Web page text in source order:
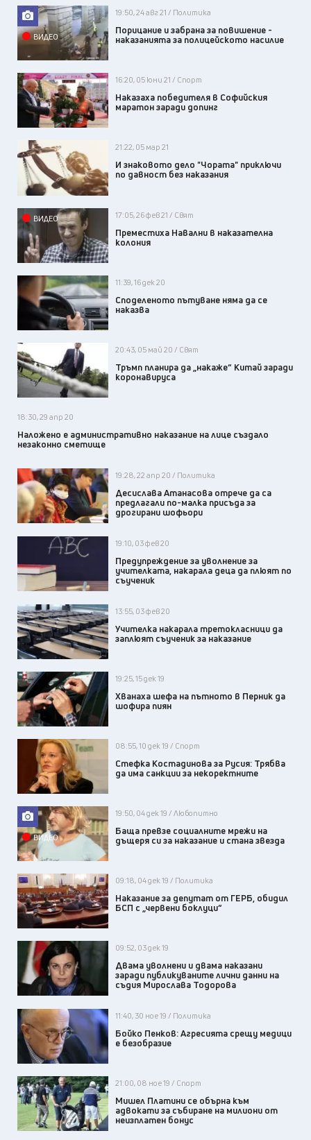
ВИДЕО
19:50, 24 авг 21 / Политика
Порицание и забрана за повишение -
наказанията за полицейското насилие
16:20, 05 юни 21 / Спорт
Наказаха победителя в Софийския
маратон заради допинг
21:22, 05 мар 21
И знаковото дело "Чората" приключи
по давност без наказания
ВИДЕО 17:05, 26 фев 21 / Свят
Преместиха Навални в наказателна
колония
11:39, 16 дек 20
Споделеното пътуване няма да се
наказва
20:43, 05 май 20 / Свят
Тръмп планира да „накаже“ Китай заради
коронавируса
18:30, 29 апр 20
Наложено е административно наказание на лице създало
незаконно сметище
19:28, 22 апр 20 / Политика
Десислава Атанасова отрече да са
предлагали по-малка присъда за
дрогирани шофьори
19:10, 03 фев 20
Предупреждение за уволнение за
учителката, накарала деца да плюят по
съученик
13:55, 03 фев 20
Учителка накарала третокласници да
заплюят съученик за наказание
19:25, 15 дек 19
Хванаха шефа на пътното в Перник да
шофира пиян
08:55, 10 дек 19 / Спорт
Стефка Костадинова за Русия: Трябва
да има санкции за некоректните
ВИДЕО
19:50, 04 дек 19 / Любопитно
Баща превзе социалните мрежи на
дъщеря си за наказание и стана звезда
09:18, 04 дек 19 / Политика
Наказание за депутат от ГЕРБ, обидил
БСП с „червени боклуци“
09:52, 03 дек 19
Двама уволнени и двама наказани
заради публикуваните лични данни на
съдия Мирослава Тодорова
11:40, 30 ное 19 / Политика
Бойко Пенков: Агресията срещу медици
е безобразие
21:00, 08 ное 19 / Спорт
Мишел Платини се обърна към
адвокати за събиране на милиони от
неизплатен бонус